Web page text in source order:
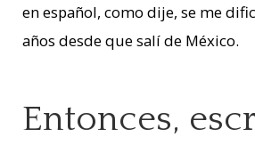
en español, como dije, se me
años desde que salí de México.
Entonces,